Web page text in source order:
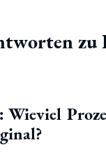
zu
Wieviel